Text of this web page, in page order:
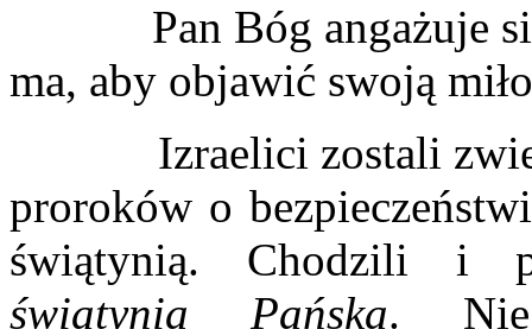
Pan Bóg angażuje się
ma, aby objawić swoją
Izraelici zostali
proroków o
świątynią. Chodzili i
świątynia Pańska. Nie